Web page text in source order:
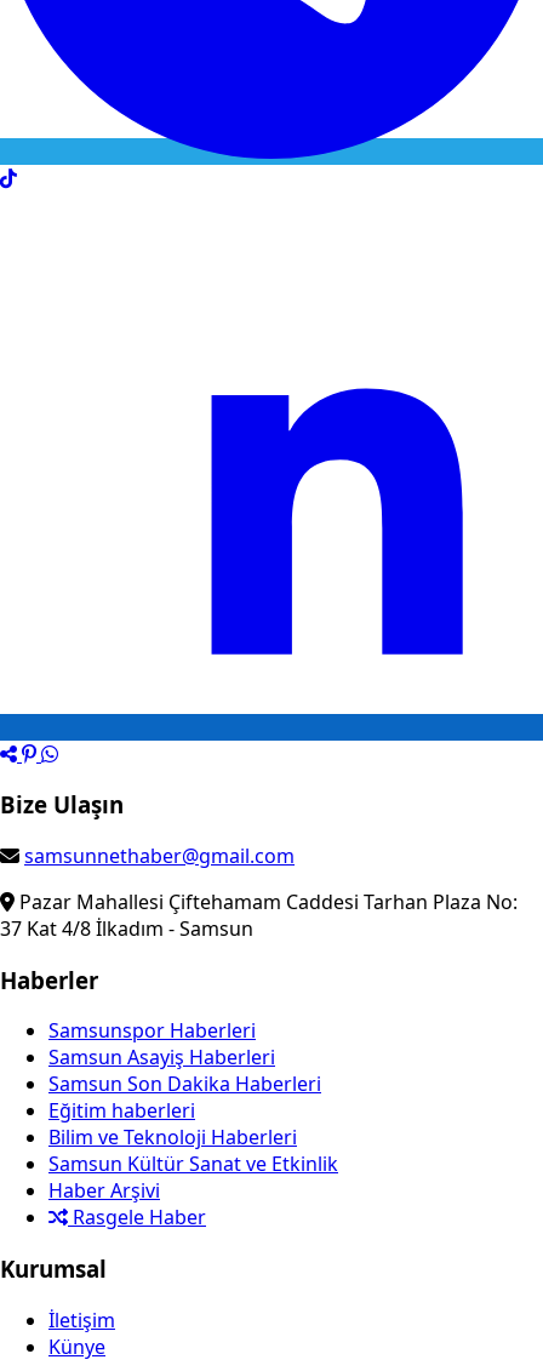
Bize Ulaşın
samsunnethaber@gmail.com
Pazar Mahallesi Çiftehamam Caddesi Tarhan Plaza No:
37 Kat 4/8 İlkadım - Samsun
Haberler
Samsunspor Haberleri
Samsun Asayiş Haberleri
Samsun Son Dakika Haberleri
Eğitim haberleri
Bilim ve Teknoloji Haberleri
Samsun Kültür Sanat ve Etkinlik
Haber Arşivi
Rasgele Haber
Kurumsal
İletişim
Künye